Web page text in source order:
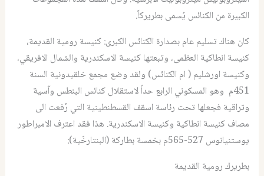
الكبيرة من الكنائس يُسمى بطريركاً.
كان هناك تسليم عام بصدارة الكنائس الكبرى: كنيسة رومية القديمة،
كنيسة انطاكية العظمى، وتبعتها كنيسة الاسكندرية والشمال الافريقي،
وكنيسة اورشليم ( ام الكنائس) ولقد وضع مجمع خلقيدونية السنة
451م وهو المسكوني الرابع حداً لاستقلال كنائس البنطس وآسية
وتراقية فجعلها تحت رئاسة اسقف القسطنطينية التي رُفعت الى
مصاف كنيسة انطاكية وكنيسة الاسكندرية. هذا فقد اعترف الامبراطور
يوستنيانوس 527-565م بخمسة بطاركة (البنتارخّية):
بطريرك رومية القديمة